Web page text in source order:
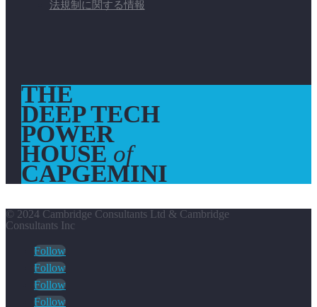
法規制に関する情報
THE
DEEP TECH
POWER
HOUSE of
CAPGEMINI
© 2024 Cambridge Consultants Ltd & Cambridge
Consultants Inc
Follow
Follow
Follow
Follow